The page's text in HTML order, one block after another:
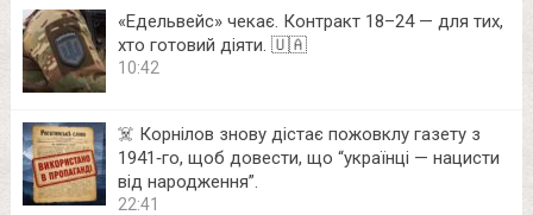
«Едельвейс» чекає. Контракт 18–24 — для тих,
хто готовий діяти. 🇺🇦
10:42
☠️ Корнілов знову дістає пожовклу газету з
1941‑го, щоб довести, що “українці — нацисти
від народження”.
22:41